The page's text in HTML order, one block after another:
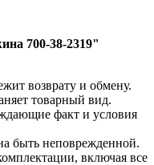
700-38-2319"
возврату и обмену.
товарный вид.
факт и условия
быть неповрежденной.
включая все